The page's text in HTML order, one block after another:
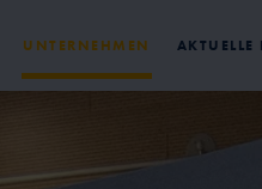
UNTERNEHMEN AKTUELLE